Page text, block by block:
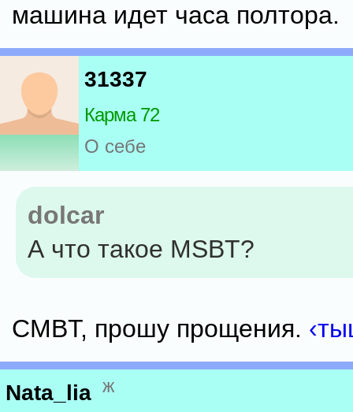
машина идет часа полтора.
31337
Карма 72
О себе
dolcar
А что такое MSBT?
CMBT, прошу прощения.
Nata_lia ж